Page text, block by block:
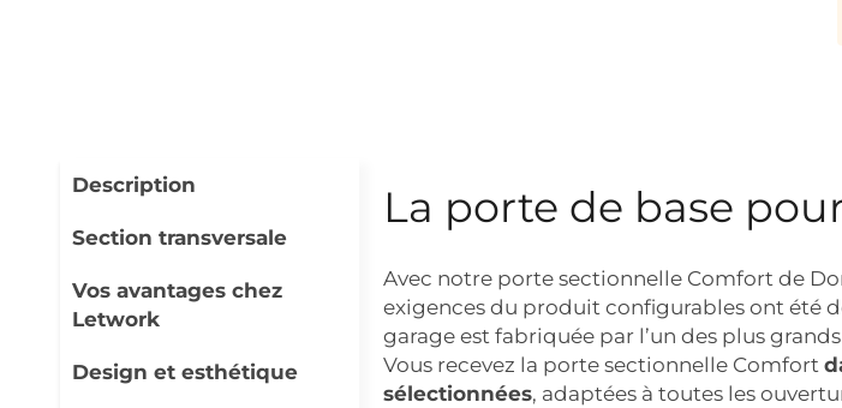
Description
Section transversale
Vos avantages chez
Letwork
Design et esthétique
La porte de base
Avec notre porte sectionnelle Comfort de
exigences du produit configurables ont été
garage est fabriquée par l’un des plus
Vous recevez la porte sectionnelle Comfort
sélectionnées, adaptées à toutes les